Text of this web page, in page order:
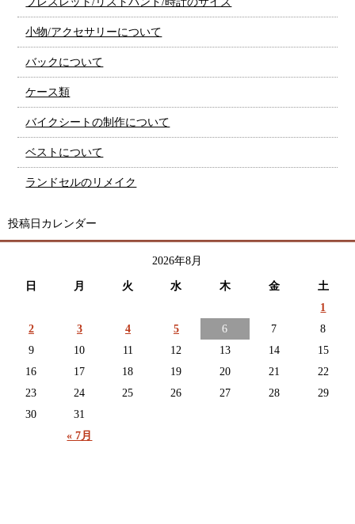
小物/アクセサリーについて
バックについて
ケース類
バイクシートの制作について
ベストについて
ランドセルのリメイク
投稿日カレンダー
2026年8月
日 月 火 水 木 金 土
« 7月
1
2
3 4 5 6 7
8
9
10 11 12 13 14
15
16
17 18 19 20 21
22
23
24 25 26 27 28
29
30
31